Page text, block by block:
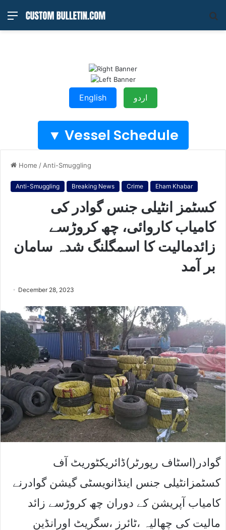
Menu
English اردو
Vessel Schedule ▼
Home / Anti-Smuggling
Anti-Smuggling Breaking News Crime Eham Khabar
کسٹمز انٹیلی جنس گوادر کی
کامیاب کاروائی، چھ کروڑسے
زائدمالیت کا اسمگلنگ شدہ سامان
بر آمد
December 28, 2023
گوادر(اسٹاف رپورٹر)ڈائریکٹوریٹ آف
کسٹمزانٹیلی جنس اینڈانویسٹی گیشن گوادرنے
کامیاب آپریشن کے دوران چھ کروڑسے زائد
مالیت کی چھالیہ ،ٹائرز ،سگریٹ اورانڈین